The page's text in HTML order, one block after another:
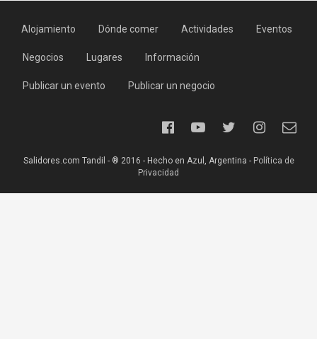
Alojamiento Dónde comer Actividades Eventos
Negocios Lugares Información
Publicar un evento Publicar un negocio
Salidores.com Tandil - ® 2016 - Hecho en Azul, Argentina - Política de
Privacidad